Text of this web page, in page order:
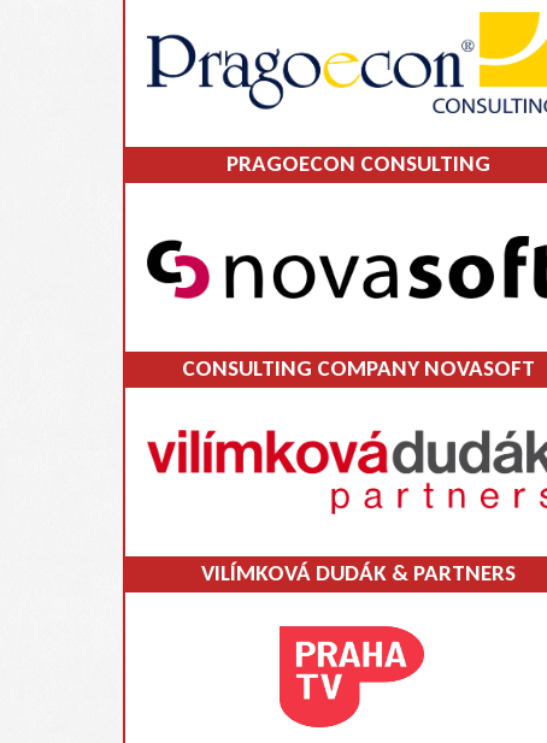
PRAGOECON CONSULTING
CONSULTING COMPANY NOVASOFT
VILÍMKOVÁ DUDÁK & PARTNERS